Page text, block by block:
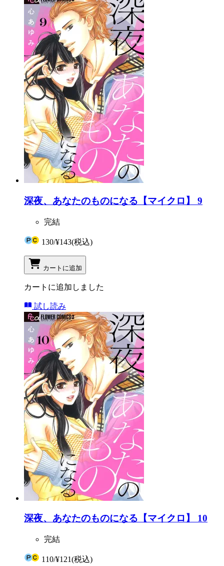
深夜、あなたのものになる【マイクロ】 9
完結
130/¥143(税込)
カートに追加
カートに追加しました
試し読み
深夜、あなたのものになる【マイクロ】 10
完結
110/¥121(税込)